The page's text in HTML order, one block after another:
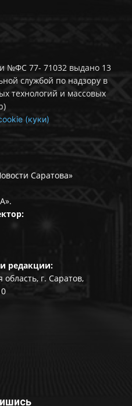
№ФС 77- 71032 выдано 13
службой по надзору в
технологий и массовых
(куки)
Саратова»
редакции:
область, г. Саратов,